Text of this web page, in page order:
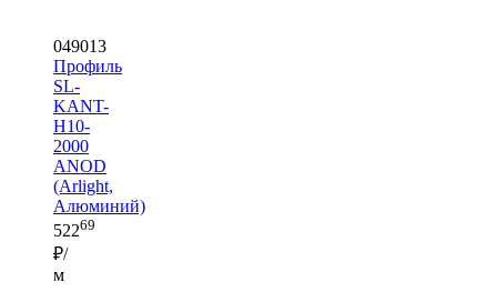
049013
Профиль
SL-
KANT-
H10-
2000
ANOD
(Arlight,
Алюминий)
52269
₽/
м